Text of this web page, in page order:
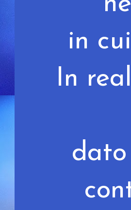
in
In